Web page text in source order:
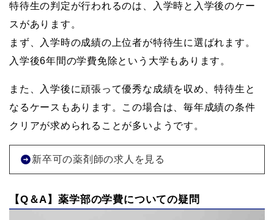
特待生の判定が行われるのは、入学時と入学後のケー
スがあります。
まず、入学時の成績の上位者が特待生に選ばれます。
入学後6年間の学費免除という大学もあります。
また、入学後に頑張って優秀な成績を収め、特待生と
なるケースもあります。この場合は、毎年成績の条件
クリアが求められることが多いようです。
新卒可の薬剤師の求人を見る
【Q＆A】薬学部の学費についての疑問